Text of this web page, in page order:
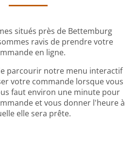
situés près de Bettemburg
ravis de prendre votre
en ligne.
parcourir notre menu interactif
votre commande lorsque vous
faut environ une minute pour
et vous donner l'heure à
elle sera prête.